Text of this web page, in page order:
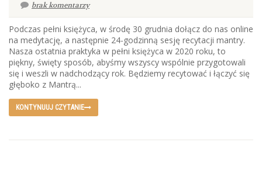
brak komentarzy
Podczas pełni księżyca, w środę 30 grudnia dołącz do nas online
na medytację, a następnie 24-godzinną sesję recytacji mantry.
Nasza ostatnia praktyka w pełni księżyca w 2020 roku, to
piękny, święty sposób, abyśmy wszyscy wspólnie przygotowali
się i weszli w nadchodzący rok. Będziemy recytować i łączyć się
głęboko z Mantrą...
KONTYNUUJ CZYTANIE